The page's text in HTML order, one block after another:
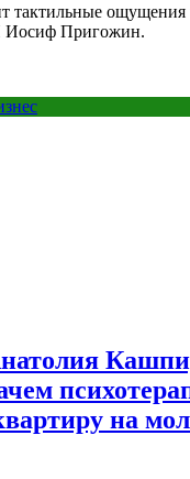
тактильные ощущения
Иосиф Пригожин.
на